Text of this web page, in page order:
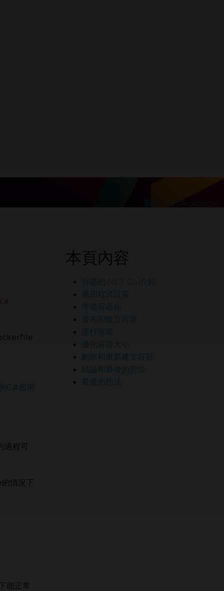
C#應用
過程可
情況下
能正常
本頁內容
容器的.NET CLI介紹
應用程式設置
準備容器化
發布和建立容器
運行容器
優化容器大小
刪除和重新建立容器
結論和最後的想法
最後的想法
工程師行列